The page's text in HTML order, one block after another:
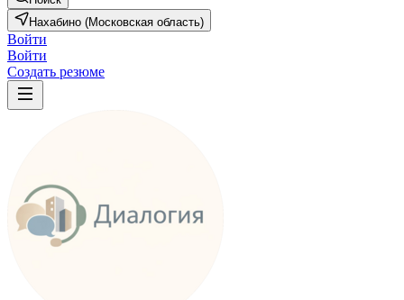
Нахабино (Московская область)
Войти
Войти
Создать резюме